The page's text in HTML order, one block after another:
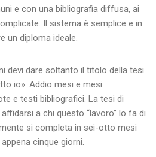
e con una bibliografia diffusa, ai
Il sistema è semplice e in
un diploma ideale.
devi dare soltanto il titolo della tesi.
io». Addio mesi e mesi
e testi bibliografici. La tesi di
a chi questo “lavoro” lo fa di
si completa in sei-otto mesi
cinque giorni.